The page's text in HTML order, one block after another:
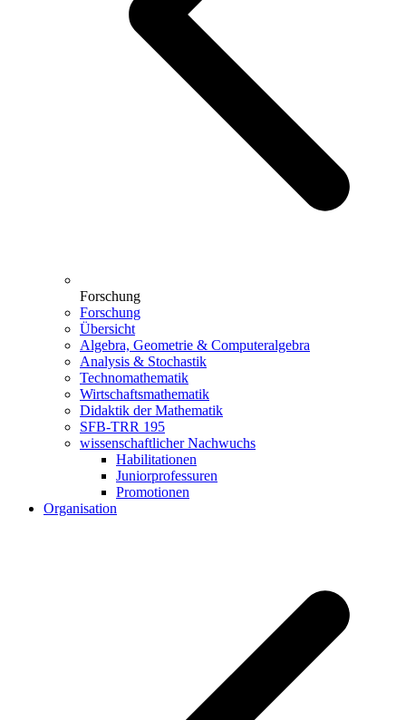
Forschung
Forschung
Übersicht
Algebra, Geometrie & Computeralgebra
Analysis & Stochastik
Technomathematik
Wirtschaftsmathematik
Didaktik der Mathematik
SFB-TRR 195
wissenschaftlicher Nachwuchs
Habilitationen
Juniorprofessuren
Promotionen
Organisation